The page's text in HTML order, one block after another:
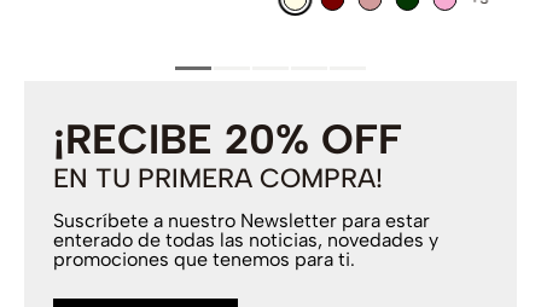
¡RECIBE 20% OFF
EN TU PRIMERA COMPRA!
Suscríbete a nuestro Newsletter para estar
enterado de todas las noticias, novedades y
promociones que tenemos para ti.